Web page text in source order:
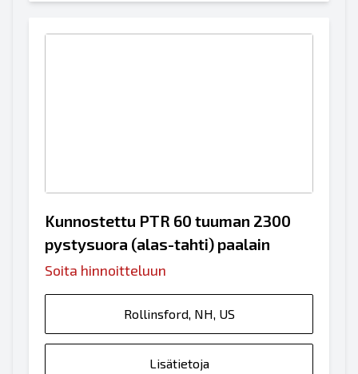
Kunnostettu PTR 60 tuuman 2300
pystysuora (alas-tahti) paalain
Soita hinnoitteluun
Rollinsford, NH, US
Lisätietoja